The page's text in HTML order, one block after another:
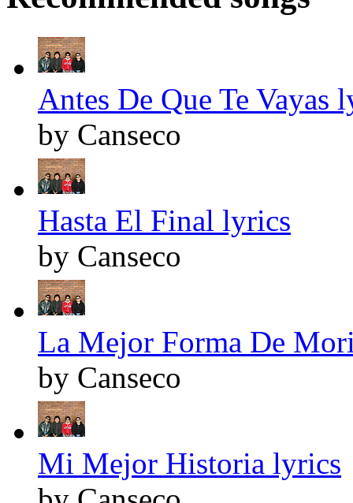
Antes De Que Te Vayas
by Canseco
Hasta El Final lyrics
by Canseco
La Mejor Forma De
by Canseco
Mi Mejor Historia lyrics